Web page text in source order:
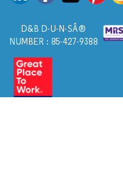
D&B D-U-N-SÂ®
NUMBER : 85-427-9388